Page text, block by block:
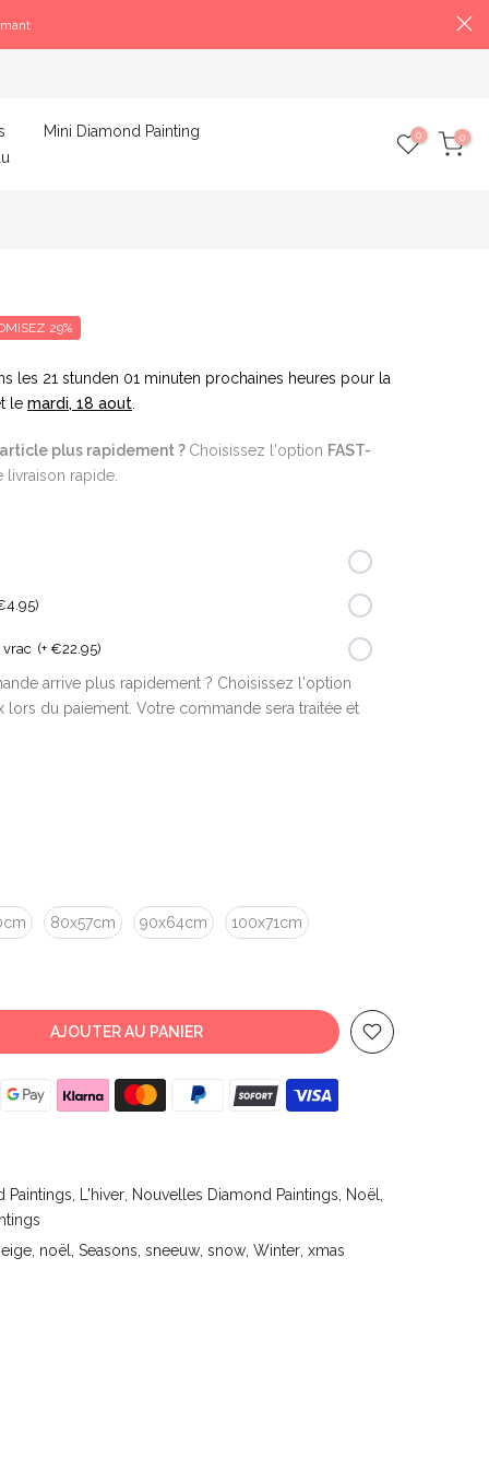
Mini Diamond Painting
0 0
29%
les 21 stunden 01 minuten prochaines heures pour la
le mardi, 18 aout
plus rapidement ? Choisissez l'option FAST-
rapide.
vrac (+ €22.95)
arrive plus rapidement ? Choisissez l'option
lors du paiement. Votre commande sera traitée et
80x57cm 90x64cm 100x71cm
AJOUTER AU PANIER
Paintings L'hiver Nouvelles Diamond Paintings
Noël
noël Seasons sneeuw snow Winter xmas